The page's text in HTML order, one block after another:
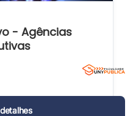
- Agências